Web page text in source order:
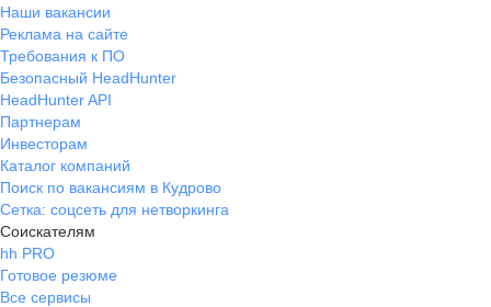
Наши вакансии
Реклама на сайте
Требования к ПО
Безопасный HeadHunter
HeadHunter API
Партнерам
Инвесторам
Каталог компаний
Поиск по вакансиям в Кудрово
Сетка: соцсеть для нетворкинга
Соискателям
hh PRO
Готовое резюме
Все сервисы